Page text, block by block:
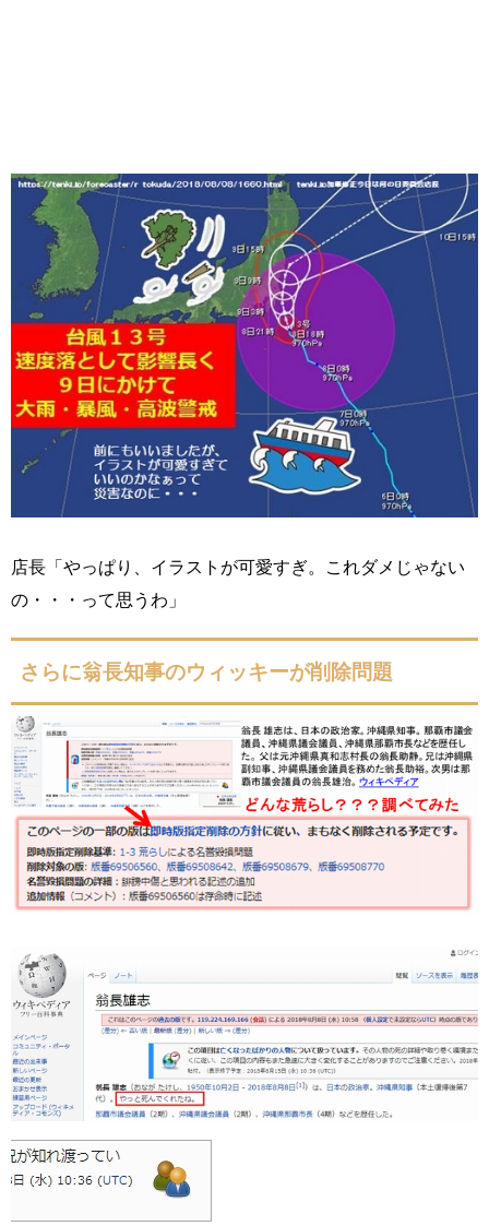
店長「やっぱり、イラストが可愛すぎ。これダメじゃない
の・・・って思うわ」
さらに翁長知事のウィッキーが削除問題